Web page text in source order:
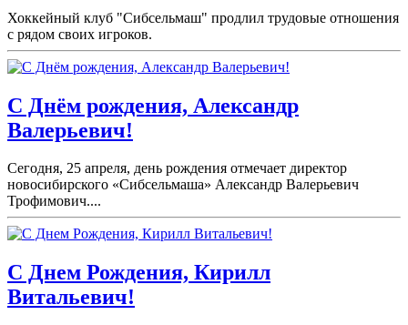
Хоккейный клуб "Сибсельмаш" продлил трудовые отношения
с рядом своих игроков.
С Днём рождения, Александр
Валерьевич!
Сегодня, 25 апреля, день рождения отмечает директор
новосибирского «Сибсельмаша» Александр Валерьевич
Трофимович....
С Днем Рождения, Кирилл
Витальевич!